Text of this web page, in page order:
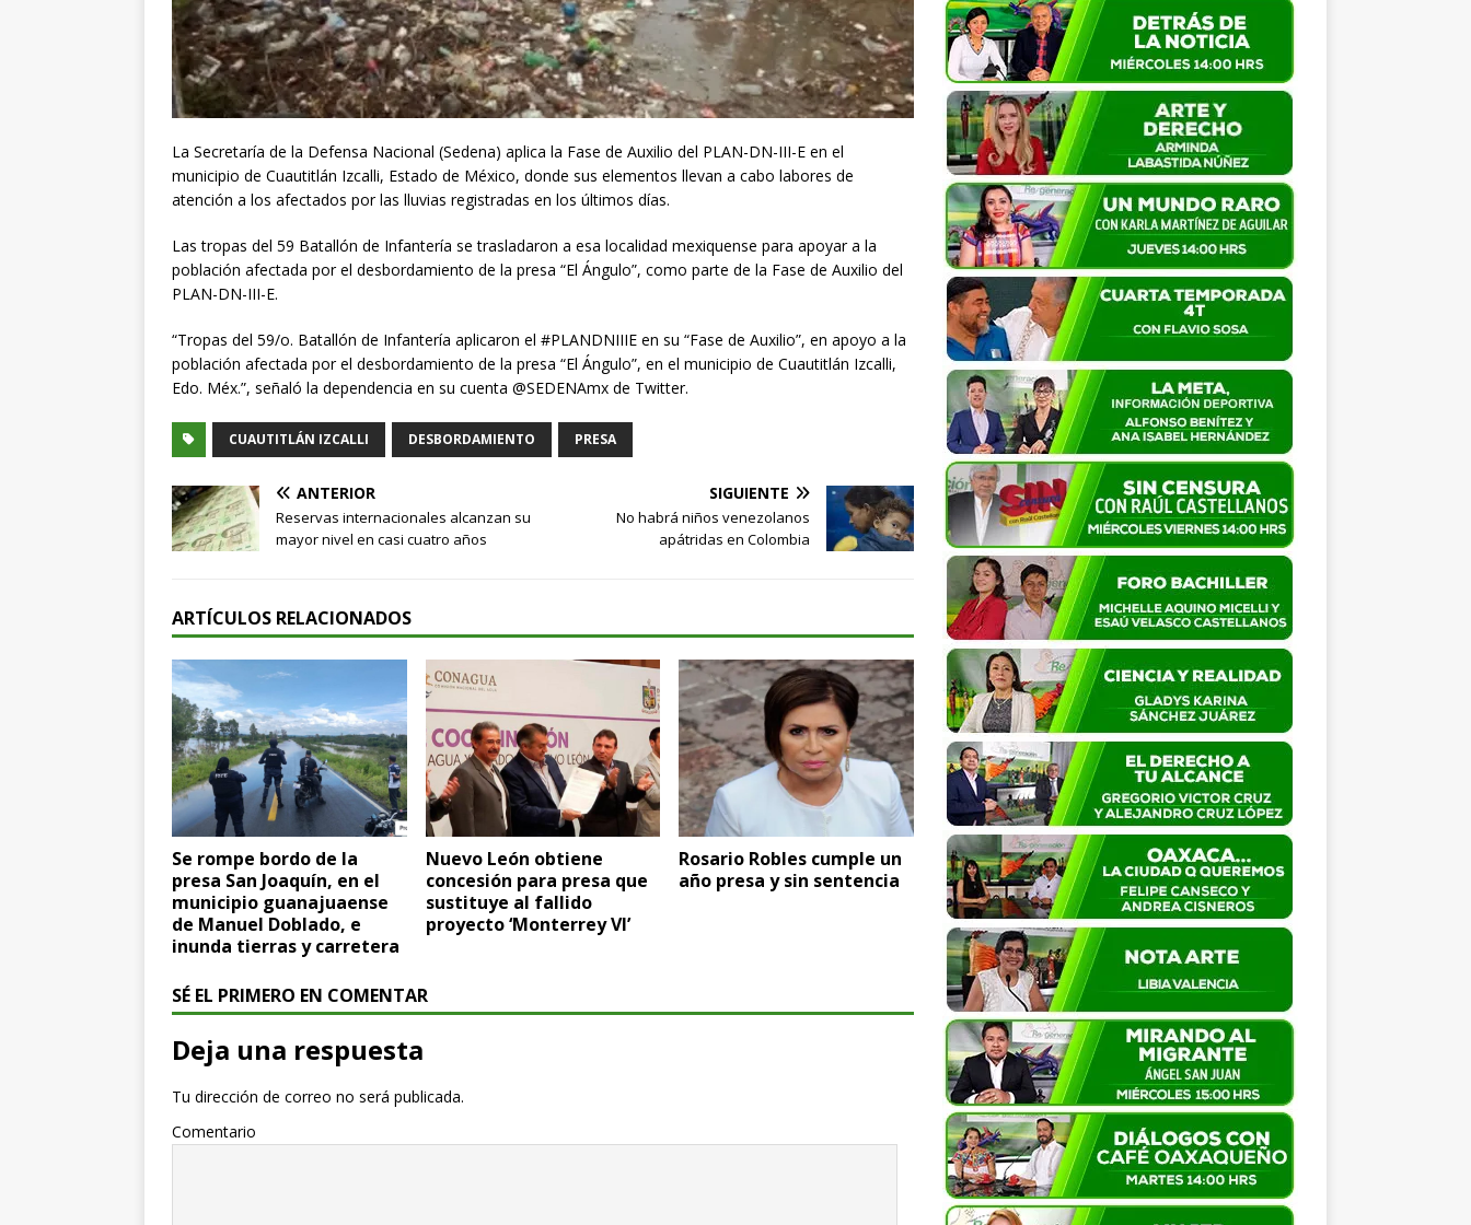
La Secretaría de la Defensa Nacional (Sedena) aplica la Fase de Auxilio del PLAN-DN-III-E en el
municipio de Cuautitlán Izcalli, Estado de México, donde sus elementos llevan a cabo labores de
atención a los afectados por las lluvias registradas en los últimos días.
Las tropas del 59 Batallón de Infantería se trasladaron a esa localidad mexiquense para apoyar a la
población afectada por el desbordamiento de la presa “El Ángulo”, como parte de la Fase de Auxilio del
PLAN-DN-III-E.
“Tropas del 59/o. Batallón de Infantería aplicaron el #PLANDNIIIE en su “Fase de Auxilio”, en apoyo a la
población afectada por el desbordamiento de la presa “El Ángulo”, en el municipio de Cuautitlán Izcalli,
Edo. Méx.”, señaló la dependencia en su cuenta @SEDENAmx de Twitter.
CUAUTITLÁN IZCALLI DESBORDAMIENTO PRESA
ANTERIOR
Reservas internacionales alcanzan su
mayor nivel en casi cuatro años
SIGUIENTE
No habrá niños venezolanos
apátridas en Colombia
ARTÍCULOS RELACIONADOS
Se rompe bordo de la
presa San Joaquín, en el
municipio guanajuaense
de Manuel Doblado, e
inunda tierras y carretera
Nuevo León obtiene
concesión para presa que
sustituye al fallido
proyecto ‘Monterrey VI’
Rosario Robles cumple un
año presa y sin sentencia
SÉ EL PRIMERO EN COMENTAR
Deja una respuesta
Tu dirección de correo no será publicada.
Comentario